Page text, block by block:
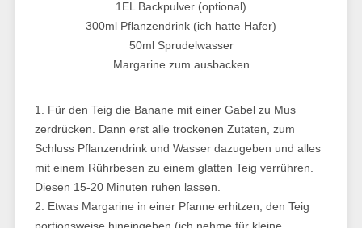
1EL Backpulver (optional)
300ml Pflanzendrink (ich hatte Hafer)
50ml Sprudelwasser
Margarine zum ausbacken
1. Für den Teig die Banane mit einer Gabel zu Mus
zerdrücken. Dann erst alle trockenen Zutaten, zum
Schluss Pflanzendrink und Wasser dazugeben und alles
mit einem Rührbesen zu einem glatten Teig verrühren.
Diesen 15-20 Minuten ruhen lassen.
2. Etwas Margarine in einer Pfanne erhitzen, den Teig